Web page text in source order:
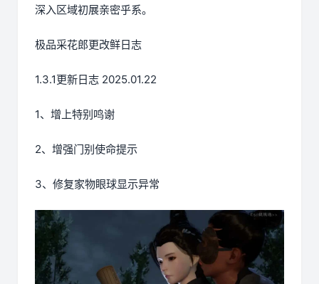
深入区域初展亲密乎系。
极品采花郎更改鲜日志
1.3.1更新日志 2025.01.22
1、增上特别鸣谢
2、增强门别使命提示
3、修复家物眼球显示异常